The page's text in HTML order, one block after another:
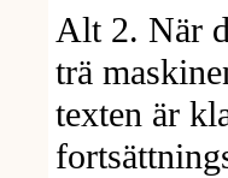
Alt 2. När
trä
texten är